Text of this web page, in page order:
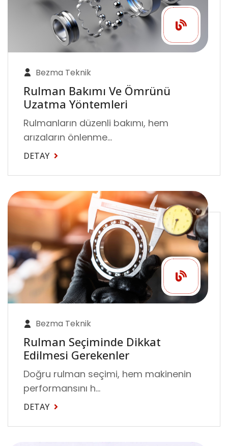
Bezma Teknik
Rulman Bakımı Ve Ömrünü
Uzatma Yöntemleri
Rulmanların düzenli bakımı, hem
arızaların önlenme...
DETAY
Bezma Teknik
Rulman Seçiminde Dikkat
Edilmesi Gerekenler
Doğru rulman seçimi, hem makinenin
performansını h...
DETAY